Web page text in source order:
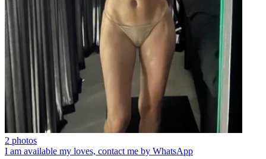
2 photos
I am available my loves, contact me by WhatsApp